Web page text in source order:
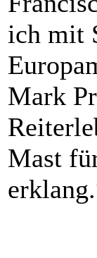
ich mit
Mark
Mast